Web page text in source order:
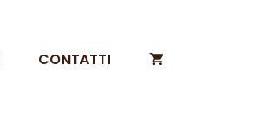
CONTATTI